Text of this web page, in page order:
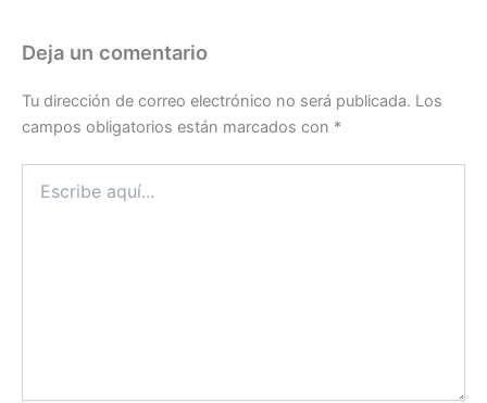
Deja un comentario
Tu dirección de correo electrónico no será publicada. Los
campos obligatorios están marcados con *
aquí...